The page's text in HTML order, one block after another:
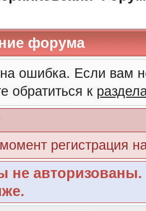
форума
ошибка. Если вам
обратиться к
регистрация
не авторизованы.